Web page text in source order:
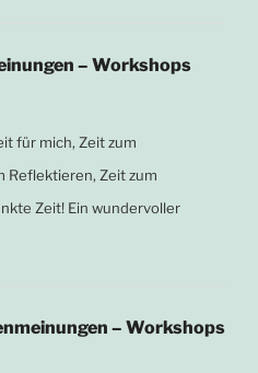
– Workshops
für mich, Zeit zum
Reflektieren, Zeit zum
Zeit! Ein wundervoller
– Workshops